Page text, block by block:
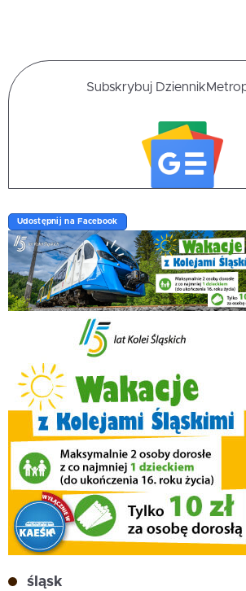
Subskrybuj
Udostępnij na Facebook
śląsk